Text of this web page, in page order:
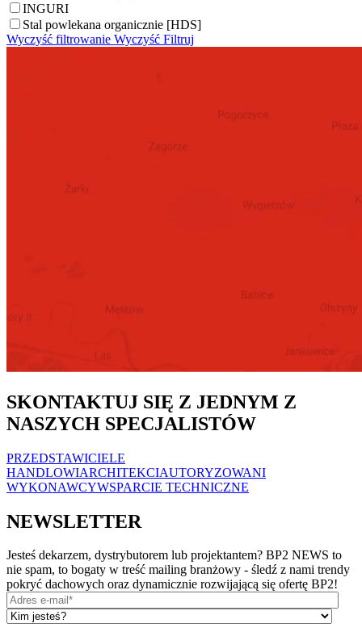
INGURI
Stal powlekana organicznie [HDS]
Wyczyść filtrowanie Wyczyść Filtruj
SKONTAKTUJ SIĘ Z JEDNYM Z
NASZYCH SPECJALISTÓW
PRZEDSTAWICIELE
HANDLOWIARCHITEKCIAUTORYZOWANI
WYKONAWCYWSPARCIE TECHNICZNE
NEWSLETTER
Jesteś dekarzem, dystrybutorem lub projektantem? BP2 NEWS to
nie spam, to bogaty w treść mailing branżowy - śledź z nami trendy
pokryć dachowych oraz dynamicznie rozwijającą się ofertę BP2!